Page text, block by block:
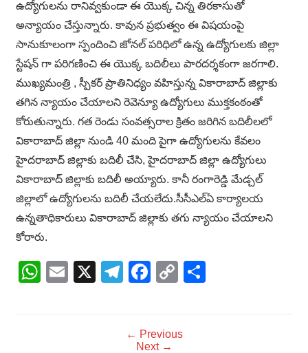
ఉద్యోగులను రానివ్వకుండా ఈ యొక్క చిన్న తిరకాసుతో
అన్యాయం చేస్తున్నారు. కావున ప్రభుత్వం ఈ విషయంపై
సానుకూలంగా స్పందించి జోనల్ పరిధిలో ఉన్న ఉద్యోగులకు జిల్లా
స్టేషన్ గా పరిగణించి ఈ యొక్క బదిలీలు పారదర్శకంగా జరగాలి.
ముఖ్యమంత్రి , స్పీకర్ ప్రాతినిధ్యం వహిస్తున్న వికారాబాద్ జిల్లాకు
తగిన న్యాయం చేయాలని రెవెన్యూ ఉద్యోగులు ముక్తకంఠంతో
కోరుతున్నారు. గత రెండు సంవత్సరాల క్రితం జరిగిన బదిలీలలో
వికారాబాద్ జిల్లా నుండి 40 మంది పైగా ఉద్యోగులను కేవలం
హైదరాబాద్ జిల్లాకు బదిలీ చేసి, హైదరాబాద్ జిల్లా ఉద్యోగులు
వికారాబాద్ జిల్లాకు బదిలీ అయ్యారు. కానీ రంగారెడ్డి మేడ్చల్
జిల్లాలో ఉద్యోగులను బదిలీ చేయలేదు.సీసీఎల్ఏ కార్యాలయ
ఉన్నతాధికారులు వికారాబాద్ జిల్లాకు తగు న్యాయం చేయాలని
కోరారు.
WhatsApp
Email
X Telegram
Facebook
Copy
← Previous
Next →